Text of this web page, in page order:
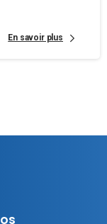
En savoir plus